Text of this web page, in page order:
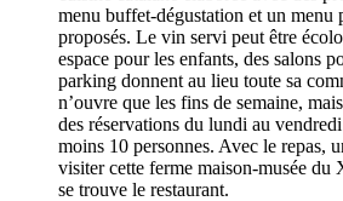
menu buffet-dégustation et un menu
proposés. Le vin servi peut être
espace pour les enfants, des salons
parking donnent au lieu toute sa
n’ouvre que les fins de semaine,
des réservations du lundi au
moins 10 personnes. Avec le repas,
visiter cette ferme maison-musée
se trouve le restaurant.